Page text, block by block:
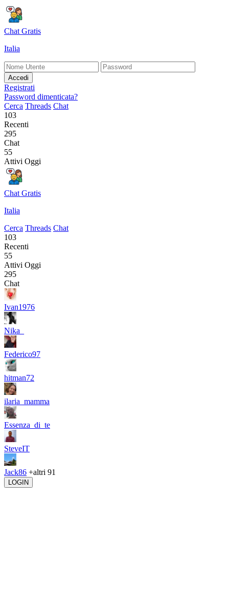
Chat Gratis
Italia
Accedi
Registrati
Password dimenticata?
Cerca Threads Chat
103
Recenti
295
Chat
55
Attivi Oggi
Chat Gratis
Italia
Cerca Threads Chat
103
Recenti
55
Attivi Oggi
295
Chat
Ivan1976
Nika_
Federico97
hitman72
ilaria_mamma
Essenza_di_te
SteveIT
Jack86 +altri 91
LOGIN